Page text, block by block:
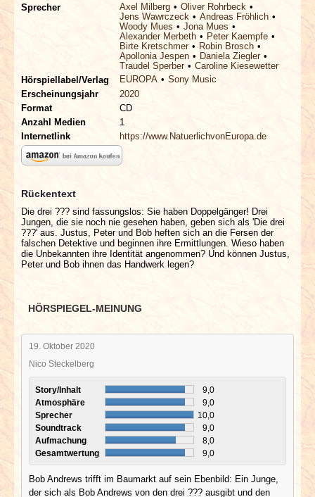
Sprecher
Axel Milberg
Oliver Rohrbeck
Jens Wawrczeck
Andreas Fröhlich
Woody Mues
Jona Mues
Alexander Merbeth
Peter Kaempfe
Birte Kretschmer
Robin Brosch
Apollonia Jespen
Daniela Ziegler
Traudel Sperber
Caroline Kiesewetter
Hörspiellabel/Verlag
EUROPA
Sony Music
Erscheinungsjahr
2020
Format
CD
Anzahl Medien
1
Internetlink
https://www.NatuerlichvonEuropa.de
Rückentext
Die drei ??? sind fassungslos: Sie haben Doppelgänger! Drei
Jungen, die sie noch nie gesehen haben, geben sich als 'Die drei
???' aus. Justus, Peter und Bob heften sich an die Fersen der
falschen Detektive und beginnen ihre Ermittlungen. Wieso haben
die Unbekannten ihre Identität angenommen? Und können Justus,
Peter und Bob ihnen das Handwerk legen?
HÖRSPIEGEL-MEINUNG
19. Oktober 2020
Nico Steckelberg
Story/Inhalt
9,0
Atmosphäre
9,0
Sprecher
10,0
Soundtrack
9,0
Aufmachung
8,0
Gesamtwertung
9,0
Bob Andrews trifft im Baumarkt auf sein Ebenbild: Ein Junge,
der sich als Bob Andrews von den drei ??? ausgibt und den